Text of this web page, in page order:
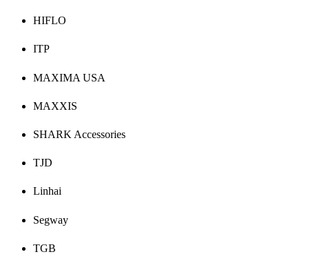
HIFLO
ITP
MAXIMA USA
MAXXIS
SHARK Accessories
TJD
Linhai
Segway
TGB